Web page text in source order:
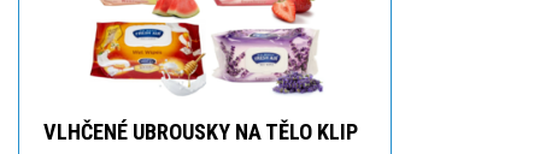
VLHČENÉ UBROUSKY NA TĚLO KLIP